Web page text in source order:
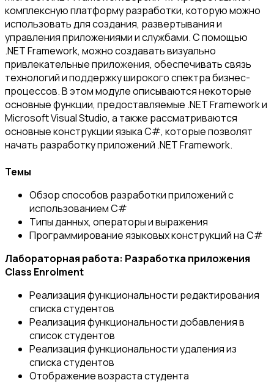
комплексную платформу разработки, которую можно
использовать для создания, развертывания и
управления приложениями и службами. С помощью
.NET Framework, можно создавать визуально
привлекательные приложения, обеспечивать связь
технологий и поддержку широкого спектра бизнес-
процессов. В этом модуле описываются некоторые
основные функции, предоставляемые .NET Framework и
Microsoft Visual Studio, а также рассматриваются
основные конструкции языка C#, которые позволят
начать разработку приложений .NET Framework.
Темы
Обзор способов разработки приложений с
использованием C#
Типы данных, операторы и выражения
Программирование языковых конструкций на C#
Лабораторная работа: Разработка приложения
Class Enrolment
Реализация функциональности редактирования
списка студентов
Реализация функциональности добавления в
список студентов
Реализация функциональности удаления из
списка студентов
Отображение возраста студента